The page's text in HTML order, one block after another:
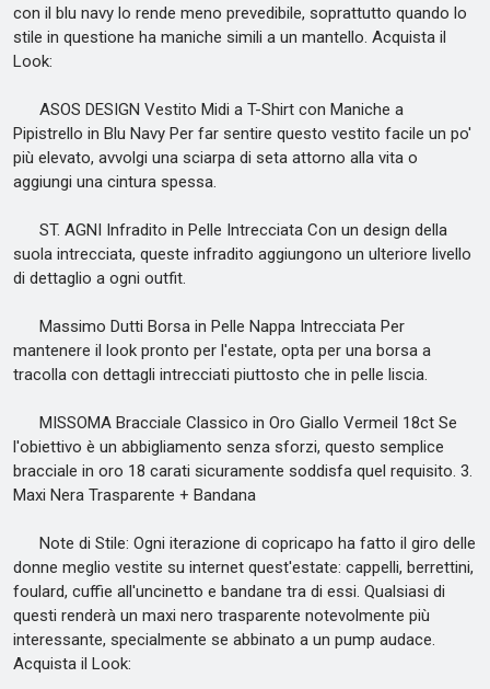
con il blu navy lo rende meno prevedibile, soprattutto quando lo
stile in questione ha maniche simili a un mantello. Acquista il
Look:
ASOS DESIGN Vestito Midi a T-Shirt con Maniche a
Pipistrello in Blu Navy Per far sentire questo vestito facile un po'
più elevato, avvolgi una sciarpa di seta attorno alla vita o
aggiungi una cintura spessa.
ST. AGNI Infradito in Pelle Intrecciata Con un design della
suola intrecciata, queste infradito aggiungono un ulteriore livello
di dettaglio a ogni outfit.
Massimo Dutti Borsa in Pelle Nappa Intrecciata Per
mantenere il look pronto per l'estate, opta per una borsa a
tracolla con dettagli intrecciati piuttosto che in pelle liscia.
MISSOMA Bracciale Classico in Oro Giallo Vermeil 18ct Se
l'obiettivo è un abbigliamento senza sforzi, questo semplice
bracciale in oro 18 carati sicuramente soddisfa quel requisito. 3.
Maxi Nera Trasparente + Bandana
Note di Stile: Ogni iterazione di copricapo ha fatto il giro delle
donne meglio vestite su internet quest'estate: cappelli, berrettini,
foulard, cuffie all'uncinetto e bandane tra di essi. Qualsiasi di
questi renderà un maxi nero trasparente notevolmente più
interessante, specialmente se abbinato a un pump audace.
Acquista il Look: